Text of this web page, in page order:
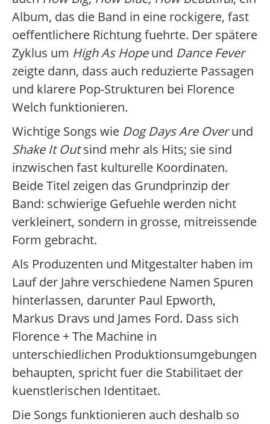
Album, das die Band in eine rockigere, fast
oeffentlichere Richtung fuehrte. Der spätere
Zyklus um High As Hopeund Dance Fever
zeigte dann, dass auch reduzierte Passagen
und klarere Pop-Strukturen bei Florence
Welch funktionieren.
Wichtige Songs wie Dog Days Are Overund
Shake It Outsind mehr als Hits; sie sind
inzwischen fast kulturelle Koordinaten.
Beide Titel zeigen das Grundprinzip der
Band: schwierige Gefuehle werden nicht
verkleinert, sondern in grosse, mitreissende
Form gebracht.
Als Produzenten und Mitgestalter haben im
Lauf der Jahre verschiedene Namen Spuren
hinterlassen, darunter Paul Epworth,
Markus Dravs und James Ford. Dass sich
Florence + The Machine in
unterschiedlichen Produktionsumgebungen
behaupten, spricht fuer die Stabilitaet der
kuenstlerischen Identitaet.
Die Songs funktionieren auch deshalb so